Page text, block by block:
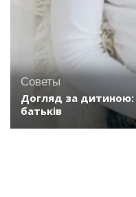
Советы
Догляд за
батьків